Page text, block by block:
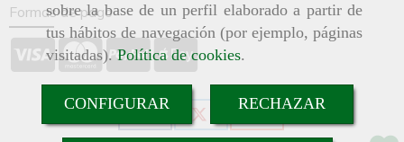
sobre la base de un perfil elaborado a partir de
tus hábitos de navegación (por ejemplo, páginas
visitadas).Política de cookies.
CONFIGURAR RECHAZAR
Formas de pago